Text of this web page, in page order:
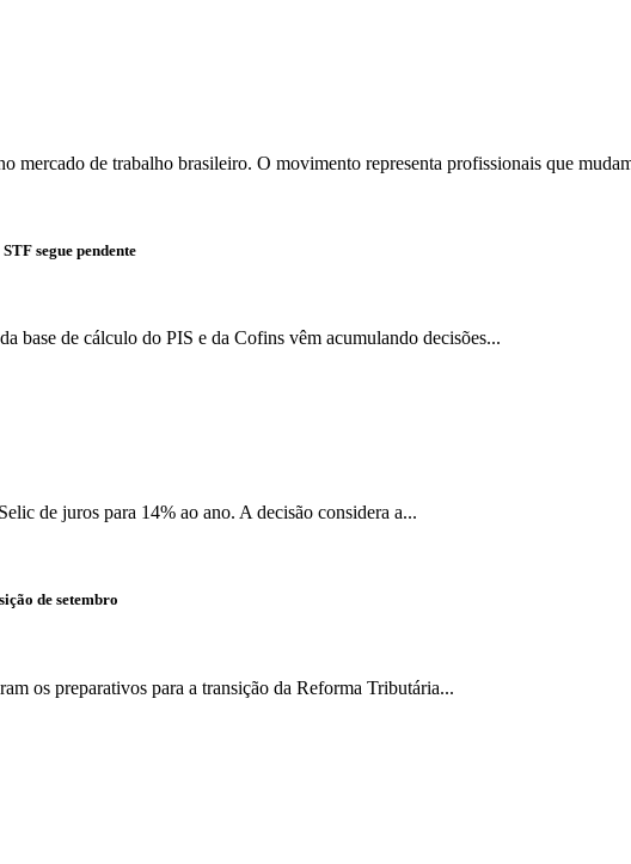
de trabalho brasileiro. O movimento representa profissionais que
segue pendente
base de cálculo do PIS e da Cofins vêm acumulando decisões...
de juros para 14% ao ano. A decisão considera a...
de setembro
os preparativos para a transição da Reforma Tributária...